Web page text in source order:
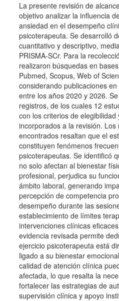
La presente revisión de
objetivo analizar la influencia
ansiedad en el desempeño
psicoterapeuta. Se desarrolló
cuantitativo y descriptivo,
PRISMA-SCr. Para la
realizaron búsquedas en
Pubmed, Scopus, Web of
considerando publicaciones
entre los años 2020 y 2026.
registros, de los cuales 12
con los criterios de elegibilidad
incorporados a la revisión. Los
encontrados resaltan que el
constituyen fenómenos
psicoterapeutas. Se identificó
no solo afectan al bienestar
profesional, perjudica su
ámbito laboral, generando
percepción de competencia
desempeño durante las
establecimiento de límites
intervenciones clínicas
evidencia revisada permite
ejercicio psicoterapeuta está
ligado a su bienestar
calidad de atención clínica
afectada, lo que resalta la
fortalecer las estrategias de
supervisión clínica y apoyo